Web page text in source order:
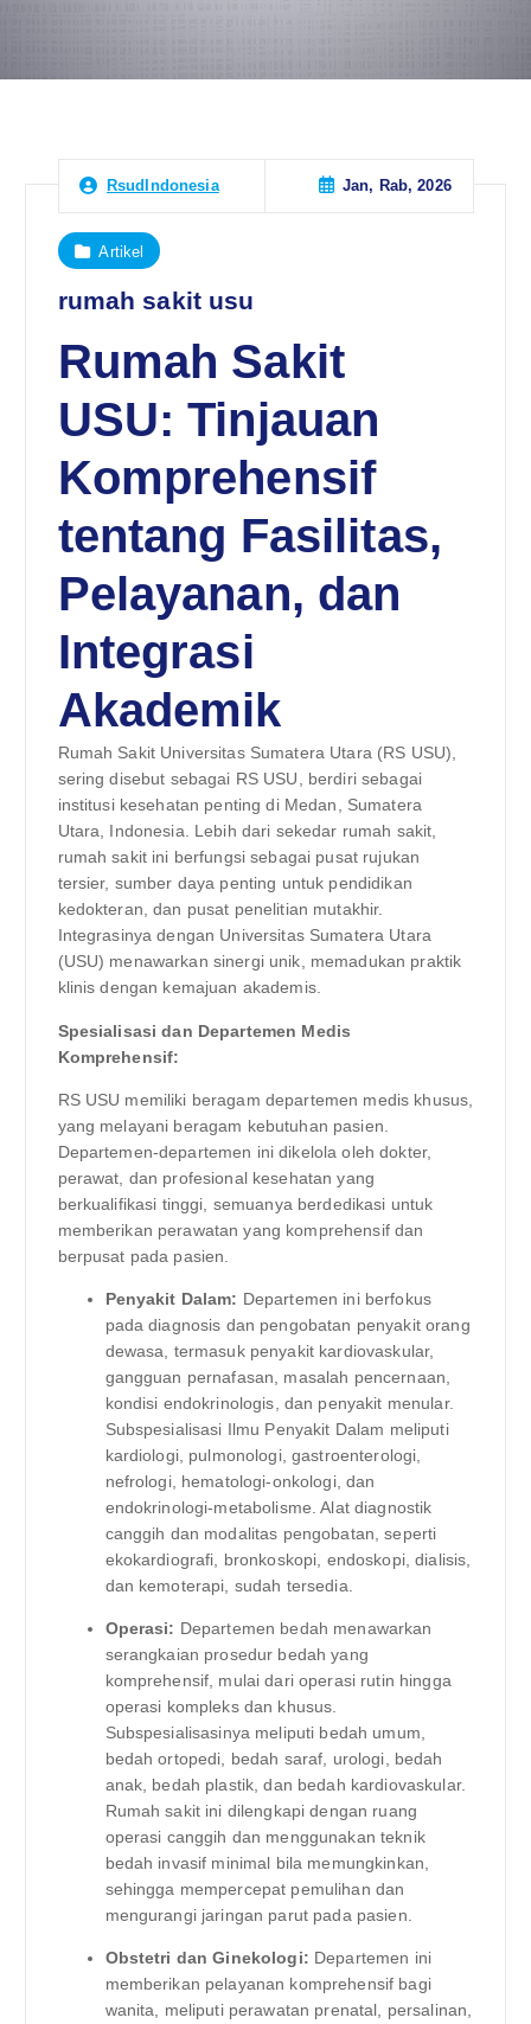
RsudIndonesia Jan, Rab, 2026
Artikel
rumah sakit usu
Rumah Sakit
USU: Tinjauan
Komprehensif
tentang Fasilitas,
Pelayanan, dan
Integrasi
Akademik
Rumah Sakit Universitas Sumatera Utara (RS USU),
sering disebut sebagai RS USU, berdiri sebagai
institusi kesehatan penting di Medan, Sumatera
Utara, Indonesia. Lebih dari sekedar rumah sakit,
rumah sakit ini berfungsi sebagai pusat rujukan
tersier, sumber daya penting untuk pendidikan
kedokteran, dan pusat penelitian mutakhir.
Integrasinya dengan Universitas Sumatera Utara
(USU) menawarkan sinergi unik, memadukan praktik
klinis dengan kemajuan akademis.
Spesialisasi dan Departemen Medis
Komprehensif:
RS USU memiliki beragam departemen medis khusus,
yang melayani beragam kebutuhan pasien.
Departemen-departemen ini dikelola oleh dokter,
perawat, dan profesional kesehatan yang
berkualifikasi tinggi, semuanya berdedikasi untuk
memberikan perawatan yang komprehensif dan
berpusat pada pasien.
Penyakit Dalam: Departemen ini berfokus
pada diagnosis dan pengobatan penyakit orang
dewasa, termasuk penyakit kardiovaskular,
gangguan pernafasan, masalah pencernaan,
kondisi endokrinologis, dan penyakit menular.
Subspesialisasi Ilmu Penyakit Dalam meliputi
kardiologi, pulmonologi, gastroenterologi,
nefrologi, hematologi-onkologi, dan
endokrinologi-metabolisme. Alat diagnostik
canggih dan modalitas pengobatan, seperti
ekokardiografi, bronkoskopi, endoskopi, dialisis,
dan kemoterapi, sudah tersedia.
Operasi: Departemen bedah menawarkan
serangkaian prosedur bedah yang
komprehensif, mulai dari operasi rutin hingga
operasi kompleks dan khusus.
Subspesialisasinya meliputi bedah umum,
bedah ortopedi, bedah saraf, urologi, bedah
anak, bedah plastik, dan bedah kardiovaskular.
Rumah sakit ini dilengkapi dengan ruang
operasi canggih dan menggunakan teknik
bedah invasif minimal bila memungkinkan,
sehingga mempercepat pemulihan dan
mengurangi jaringan parut pada pasien.
Obstetri dan Ginekologi: Departemen ini
memberikan pelayanan komprehensif bagi
wanita, meliputi perawatan prenatal, persalinan,